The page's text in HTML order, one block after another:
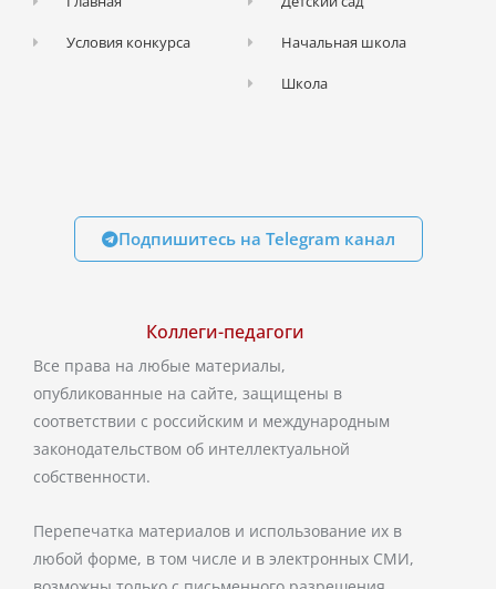
Условия конкурса Начальная школа
Школа
Подпишитесь на Telegram канал
Коллеги-педагоги
Все права на любые материалы,
опубликованные на сайте, защищены в
соответствии с российским и международным
законодательством об интеллектуальной
собственности.
Перепечатка материалов и использование их в
любой форме, в том числе и в электронных СМИ,